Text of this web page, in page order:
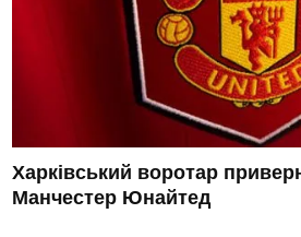
Харківський воротар
Манчестер Юнайтед